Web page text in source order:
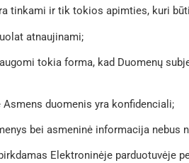
tinkami ir tik tokios apimties, kuri
atnaujinami;
tokia forma, kad Duomenų
duomenis yra konfidenciali;
bei asmeninė informacija nebus
Elektroninėje